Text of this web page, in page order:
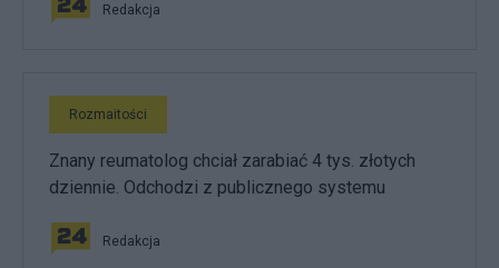
Redakcja
Rozmaitości
Znany reumatolog chciał zarabiać 4 tys. złotych
dziennie. Odchodzi z publicznego systemu
Redakcja